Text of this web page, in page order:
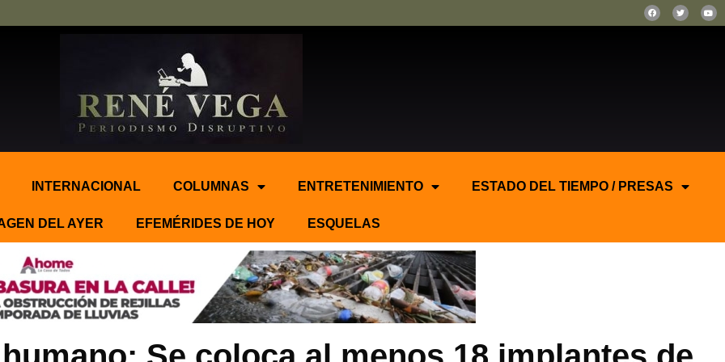
INTERNACIONAL COLUMNAS ENTRETENIMIENTO ESTADO DEL TIEMPO / PRESAS
DEL AYER EFEMÉRIDES DE HOY ESQUELAS